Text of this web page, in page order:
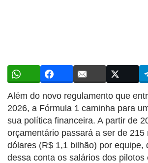
Além do novo regulamento que
2026, a Fórmula 1 caminha para
sua política financeira. A partir de
orçamentário passará a ser de 215
dólares (R$ 1,1 bilhão) por equipe,
dessa conta os salários dos pilotos